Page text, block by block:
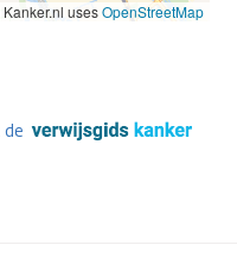
Kanker.nl usesOpenStreetMap